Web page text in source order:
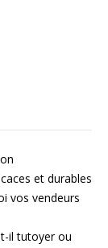
et durables
vos vendeurs
il tutoyer ou